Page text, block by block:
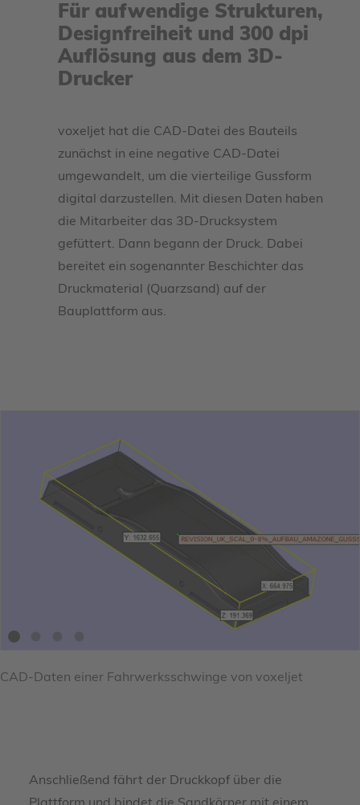
Für aufwendige Strukturen,
Designfreiheit und 300 dpi
Auflösung aus dem 3D-
Drucker
voxeljet hat die CAD-Datei des Bauteils
zunächst in eine negative CAD-Datei
umgewandelt, um die vierteilige Gussform
digital darzustellen. Mit diesen Daten haben
die Mitarbeiter das 3D-Drucksystem
gefüttert. Dann begann der Druck. Dabei
bereitet ein sogenannter Beschichter das
Druckmaterial (Quarzsand) auf der
Bauplattform aus.
CAD-Daten einer Fahrwerksschwinge von voxeljet
Anschließend fährt der Druckkopf über die